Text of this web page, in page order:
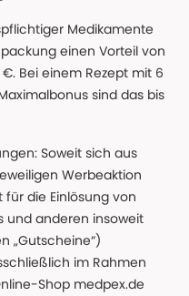
Medikamente
einen Vorteil von
Bei einem Rezept mit 6
sind das bis
Soweit sich aus
Werbeaktion
die Einlösung von
und anderen insoweit
„Gutscheine“)
im Rahmen
Shop medpex.de